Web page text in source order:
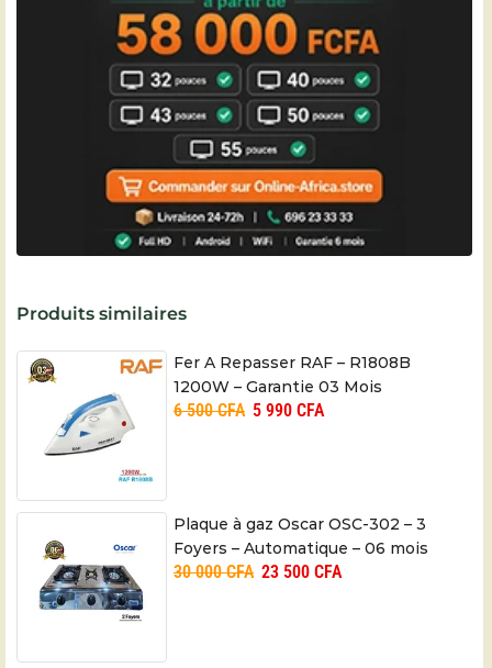
Produits similaires
Fer A Repasser RAF – R1808B
1200W – Garantie 03 Mois
6 500CFA 5 990 CFA
Plaque à gaz Oscar OSC-302 – 3
Foyers – Automatique – 06 mois
30 000CFA 23 500 CFA